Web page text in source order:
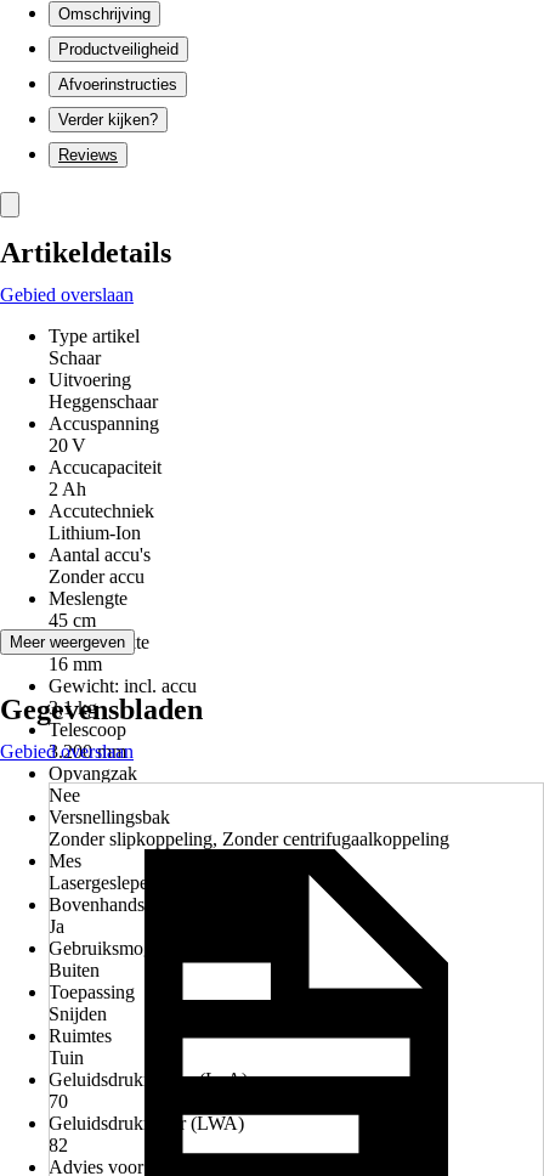
Omschrijving
Productveiligheid
Afvoerinstructies
Verder kijken?
Reviews
Artikeldetails
Gebied overslaan
Type artikel
Schaar
Uitvoering
Heggenschaar
Accuspanning
20 V
Accucapaciteit
2 Ah
Accutechniek
Lithium-Ion
Aantal accu's
Zonder accu
Meslengte
45 cm
Max takdikte
16 mm
Gewicht: incl. accu
3,1 kg
Telescoop
3.200 mm
Opvangzak
Nee
Versnellingsbak
Zonder slipkoppeling, Zonder centrifugaalkoppeling
Mes
Lasergeslepen
Bovenhandse schakelaar
Ja
Gebruiksmogelijkheden
Buiten
Toepassing
Snijden
Ruimtes
Tuin
Geluidsdrukniveau (LpA)
70
Geluidsdrukmeter (LWA)
82
Advies voor afvoer
Meer weergeven
Gegevensbladen
Gebied overslaan